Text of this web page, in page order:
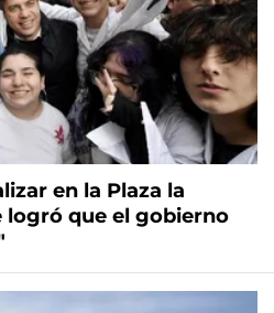
en la Plaza la
logró que el gobierno